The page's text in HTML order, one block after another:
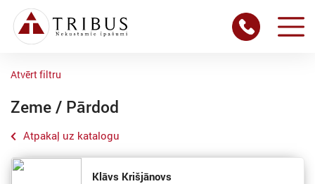
Atvērt filtru
Zeme / Pārdod
Atpakaļ uz katalogu
Klāvs Krišjānovs